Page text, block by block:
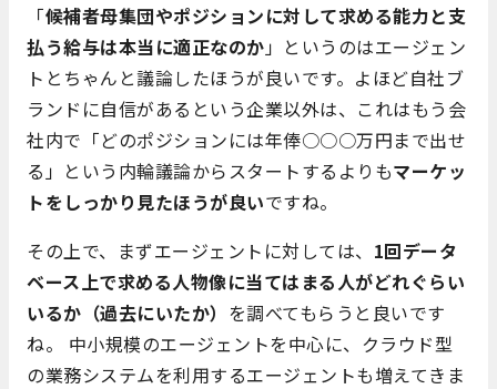
「候補者母集団やポジションに対して求める能力と支
払う給与は本当に適正なのか 」というのはエージェン
トとちゃんと議論したほうが良いです。よほど自社ブ
ランドに自信があるという企業以外は、これはもう会
社内で「どのポジションには年俸○○○万円まで出せ
る」という内輪議論からスタートするよりもマーケッ
トをしっかり見たほうが良いですね。
その上で、まずエージェントに対しては、 1回データ
ベース上で求める人物像に当てはまる人がどれぐらい
いるか（過去にいたか） を調べてもらうと良いです
ね。 中小規模のエージェントを中心に、クラウド型
の業務システムを利用するエージェントも増えてきま